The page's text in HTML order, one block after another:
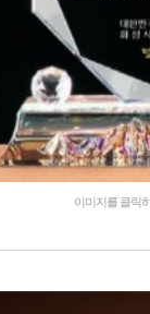
이미지를 클릭